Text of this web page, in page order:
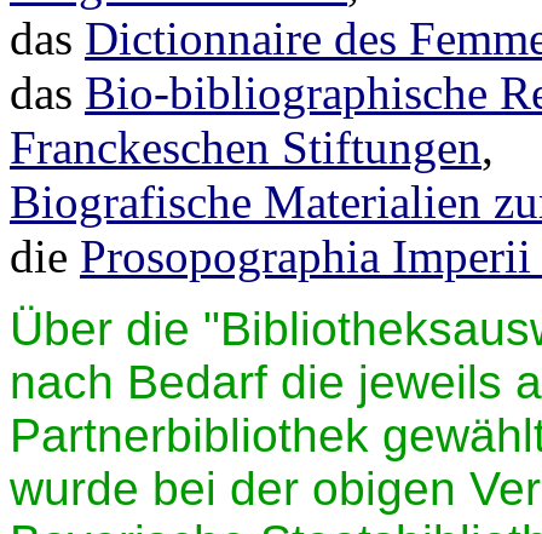
das Dictionnaire des
das Bio-bibliographische
Franckeschen Stiftungen,
Biografische Materialien
die Prosopographia
Über die
nach Bedarf die jeweils
Partnerbibliothek
wurde bei der obigen